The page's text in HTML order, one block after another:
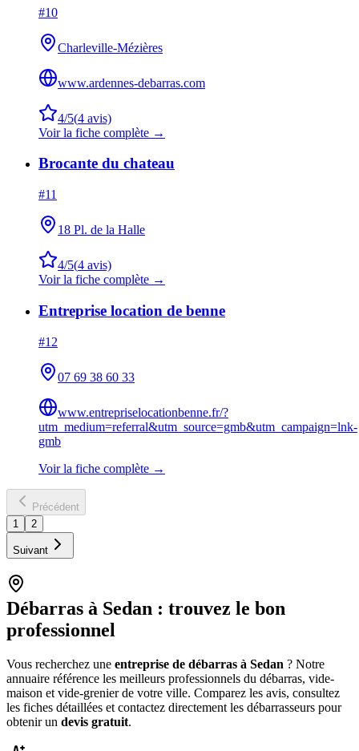
#10
Charleville-Mézières
www.ardennes-debarras.com
4/5(4 avis)
Voir la fiche complète →
Brocante du chateau
#11
18 Pl. de la Halle
4/5(4 avis)
Voir la fiche complète →
Entreprise location de benne
#12
07 69 38 60 33
www.entrepriselocationbenne.fr/?
utm_medium=referral&utm_source=gmb&utm_campaign=lnk-
gmb
Voir la fiche complète →
Précédent
1
2
Suivant
Débarras à Sedan : trouvez le bon
professionnel
Vous recherchez une entreprise de débarras à Sedan ? Notre
annuaire référence les meilleurs professionnels du débarras, vide-
maison et vide-grenier de votre ville. Comparez les avis, consultez
les fiches détaillées et contactez directement les débarrasseurs pour
obtenir un devis gratuit.